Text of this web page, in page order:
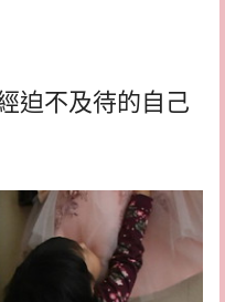
迫不及待的自己